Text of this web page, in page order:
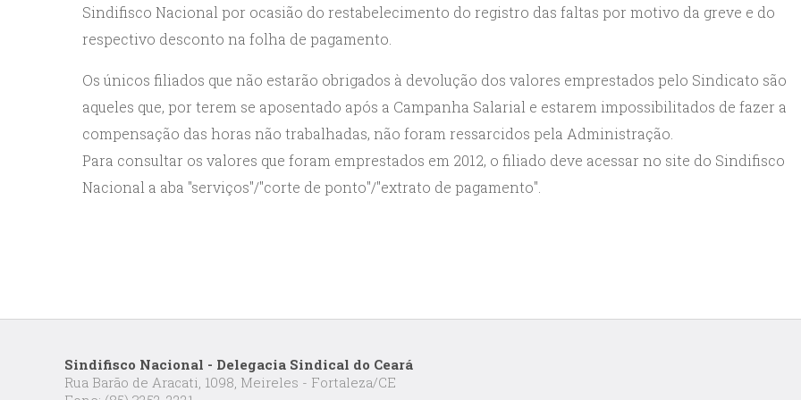
Sindifisco Nacional por ocasião do restabelecimento do registro das faltas por motivo da greve e do
respectivo desconto na folha de pagamento.
Os únicos filiados que não estarão obrigados à devolução dos valores emprestados pelo Sindicato são
aqueles que, por terem se aposentado após a Campanha Salarial e estarem impossibilitados de fazer a
compensação das horas não trabalhadas, não foram ressarcidos pela Administração.
Para consultar os valores que foram emprestados em 2012, o filiado deve acessar no site do Sindifisco
Nacional a aba "serviços"/"corte de ponto"/"extrato de pagamento".
Sindifisco Nacional - Delegacia Sindical do Ceará
Rua Barão de Aracati, 1098, Meireles - Fortaleza/CE